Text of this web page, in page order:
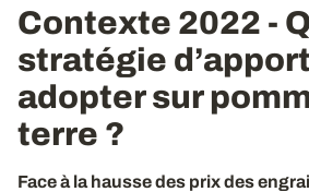
Contexte 2022 -
stratégie
adopter sur
terre ?
Face à la hausse des prix des